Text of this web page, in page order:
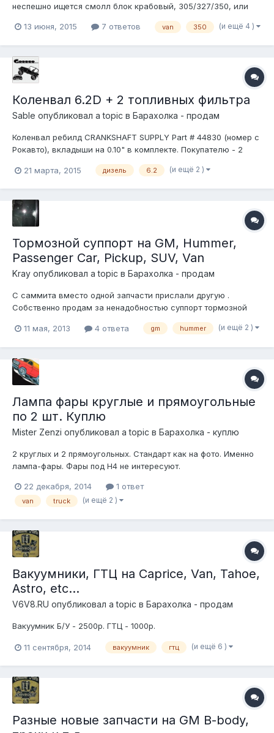
неспешно ищется смолл блок крабовый, 305/327/350, или
все предложения, в т.ч под ремонт, естественно, но без"
нужно - все есть. Даже головы ж...
13 июня, 2015 7 ответов van 350 (и ещё 4 )
Коленвал 6.2D + 2 топливных фильтра
Sable опубликовал a topic в Барахолка - продам
Коленвал ребилд CRANKSHAFT SUPPLY Part # 44830 (номер с
Рокавто), вкладыши на 0.10" в комплекте. Покупателю - 2
хочется 12000 руб. Отправлю транспортной.
21 марта, 2015 дизель 6.2 (и ещё 2 )
Тормозной суппорт на GM, Hummer,
Passenger Car, Pickup, SUV, Van
Kray опубликовал a topic в Барахолка - продам
С саммита вместо одной запчасти прислали другую .
Собственно продам за ненадобностью суппорт тормозной
передний, водительская сторона. Я так понял подходит на
массу автомобилей GMC, Chevrolet, Cadillac и Hummer.
медной шайбы (одна только в...
11 мая, 2013 4 ответа gm hummer (и ещё 2 )
Лампа фары круглые и прямоугольные
по 2 шт. Куплю
Mister Zenzi опубликовал a topic в Барахолка - куплю
2 круглых и 2 прямоугольных. Стандарт как на фото. Именно
лампа-фары. Фары под Н4 не интересуют.
22 декабря, 2014 1 ответ
van truck (и ещё 2 )
Вакуумники, ГТЦ на Caprice, Van, Tahoe,
Astro, etc...
V6V8.RU опубликовал a topic в Барахолка - продам
Вакуумник Б/У - 2500р. ГТЦ - 1000р.
11 сентября, 2014 вакуумник гтц (и ещё 6 )
Разные новые запчасти на GM B-body,